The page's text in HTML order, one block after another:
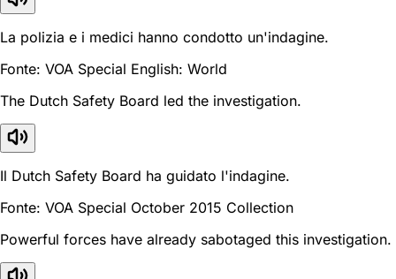
La polizia e i medici hanno condotto un'indagine.
Fonte: VOA Special English: World
The Dutch Safety Board led the investigation.
Il Dutch Safety Board ha guidato l'indagine.
Fonte: VOA Special October 2015 Collection
Powerful forces have already sabotaged this investigation.